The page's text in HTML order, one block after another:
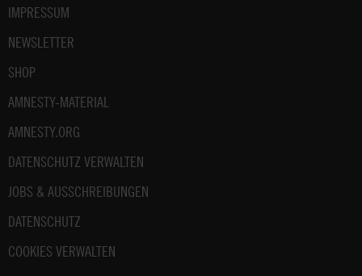
IMPRESSUM
NEWSLETTER
SHOP
AMNESTY-MATERIAL
AMNESTY.ORG
DATENSCHUTZ VERWALTEN
JOBS & AUSSCHREIBUNGEN
DATENSCHUTZ
COOKIES VERWALTEN